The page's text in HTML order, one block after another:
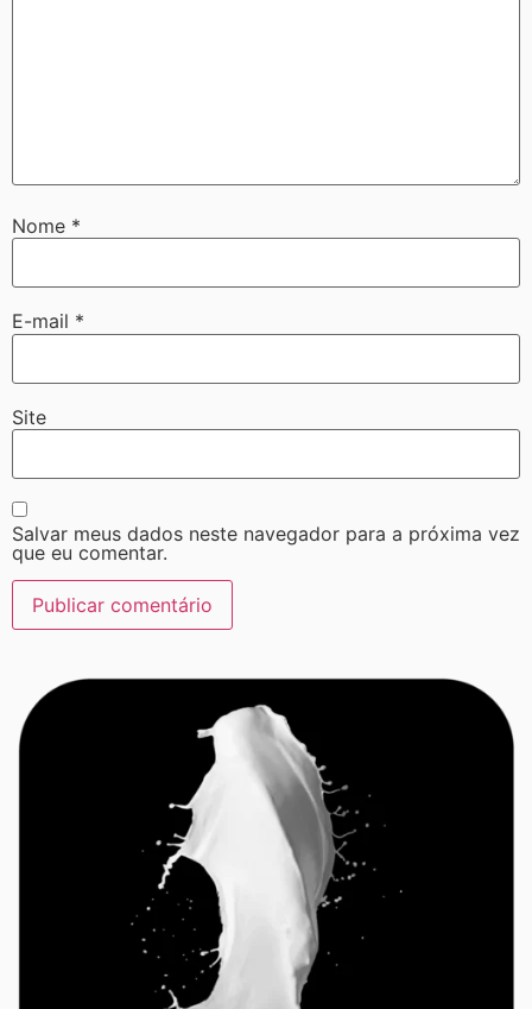
Nome *
E-mail *
Site
Salvar meus dados neste navegador para a próxima vez
que eu comentar.